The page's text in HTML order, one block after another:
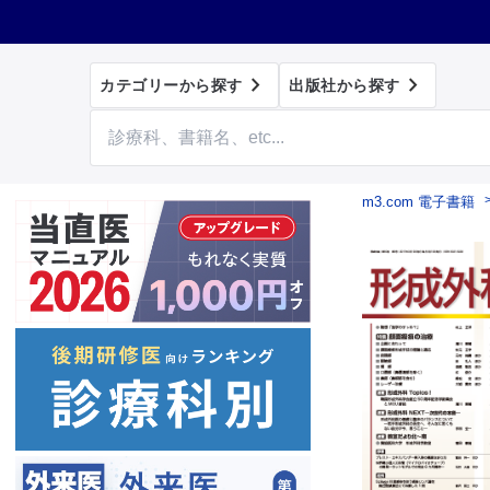
カテゴリーから探す  出版社から探す 
m3.com 電子書籍